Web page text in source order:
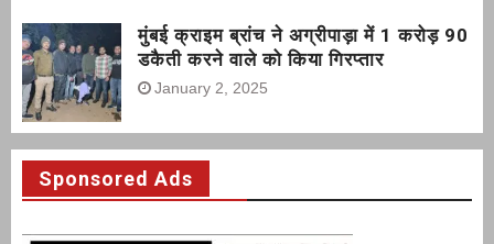
मुंबई क्राइम ब्रांच ने अग्रीपाड़ा में 1 करोड़ 90
डकैती करने वाले को किया गिरप्तार
January 2, 2025
Sponsored Ads